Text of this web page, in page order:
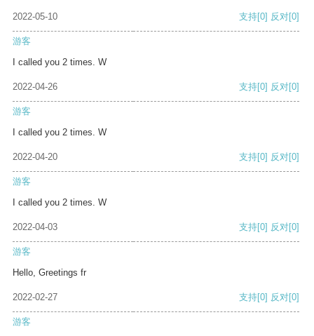
2022-05-10 支持[0] 反对[0]
游客
I called you 2 times. W
2022-04-26 支持[0] 反对[0]
游客
I called you 2 times. W
2022-04-20 支持[0] 反对[0]
游客
I called you 2 times. W
2022-04-03 支持[0] 反对[0]
游客
Hello, Greetings fr
2022-02-27 支持[0] 反对[0]
游客